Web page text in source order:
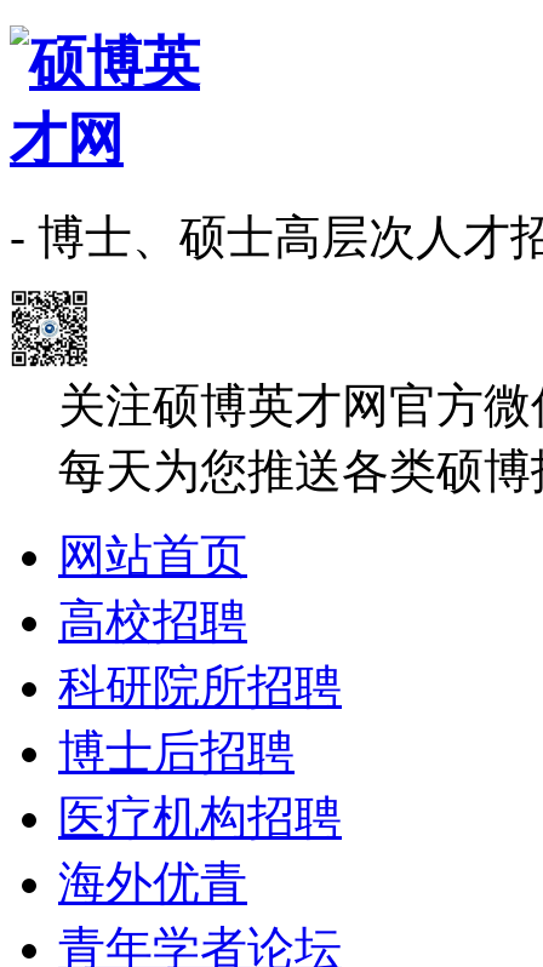
- 博士、硕士高层次人才
关注硕博英才网官方
每天为您推送各类硕
网站首页
高校招聘
科研院所招聘
博士后招聘
医疗机构招聘
海外优青
青年学者论坛